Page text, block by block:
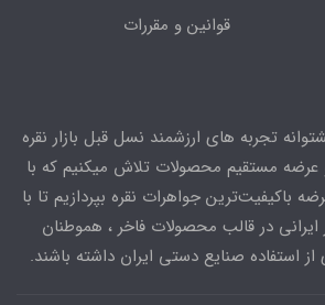
قوانین و مقررات
تجربه های ارزشمند نسل قبل بازار نقره
عرضه مستقیم محصولات تلاش میکنیم که با
باکیفیت‌ترین جواهرات نقره بپردازیم تا با
در قالب محصولات فاخر ، هموطنان
استفاده صنایع دستی ایران داشته باشند.